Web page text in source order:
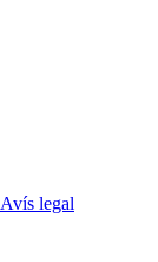
Avís legal